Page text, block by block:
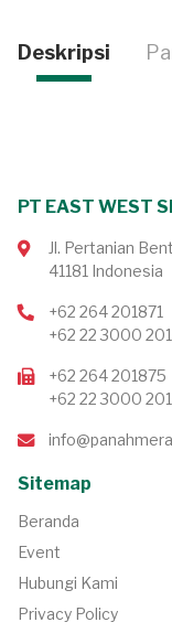
Deskripsi
PT EAST WEST
Jl. Pertanian
41181 Indonesia
+62 264 201871
+62 22 3000
+62 264 201875
+62 22 3000
Sitemap
Beranda
Event
Hubungi Kami
Privacy Policy